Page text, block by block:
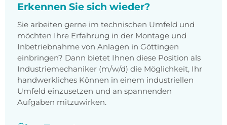
Erkennen Sie sich wieder?
Sie arbeiten gerne im technischen Umfeld und
möchten Ihre Erfahrung in der Montage und
Inbetriebnahme von Anlagen in Göttingen
einbringen? Dann bietet Ihnen diese Position als
Industriemechaniker (m/w/d) die Möglichkeit, Ihr
handwerkliches Können in einem industriellen
Umfeld einzusetzen und an spannenden
Aufgaben mitzuwirken.